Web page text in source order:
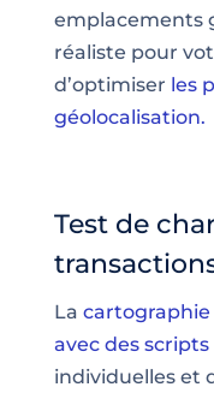
emplacements
réaliste pour
d’optimiser les
géolocalisation.
Test de
La cartographie
avec des
individuelles et